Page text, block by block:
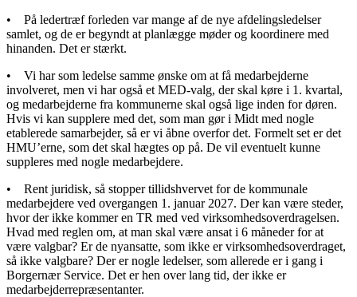
• På ledertræf forleden var mange af de nye afdelingsledelser
samlet, og de er begyndt at planlægge møder og koordinere med
hinanden. Det er stærkt.
• Vi har som ledelse samme ønske om at få medarbejderne
involveret, men vi har også et MED-valg, der skal køre i 1. kvartal,
og medarbejderne fra kommunerne skal også lige inden for døren.
Hvis vi kan supplere med det, som man gør i Midt med nogle
etablerede samarbejder, så er vi åbne overfor det. Formelt set er det
HMU’erne, som det skal hægtes op på. De vil eventuelt kunne
suppleres med nogle medarbejdere.
• Rent juridisk, så stopper tillidshvervet for de kommunale
medarbejdere ved overgangen 1. januar 2027. Der kan være steder,
hvor der ikke kommer en TR med ved virksomhedsoverdragelsen.
Hvad med reglen om, at man skal være ansat i 6 måneder for at
være valgbar? Er de nyansatte, som ikke er virksomhedsoverdraget,
så ikke valgbare? Der er nogle ledelser, som allerede er i gang i
Borgernær Service. Det er hen over lang tid, der ikke er
medarbejderrepræsentanter.